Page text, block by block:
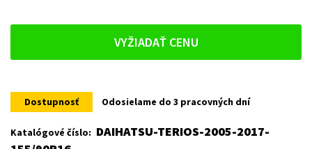
VYŽIADAŤ CENU
Dostupnosť Odosielame do 3 pracovných dní
Katalógové číslo: DAIHATSU-TERIOS-2005-2017-